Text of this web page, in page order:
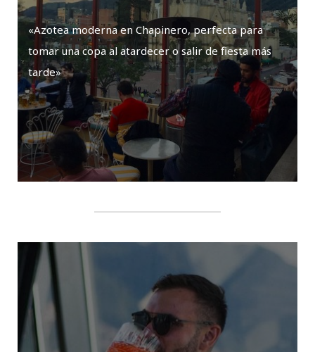
«Azotea moderna en Chapinero, perfecta para
tomar una copa al atardecer o salir de fiesta más
tarde»